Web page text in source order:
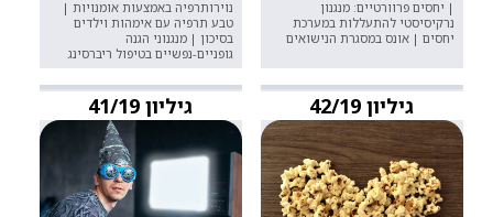
| יחסים פרוורטיים: מנגנון
נרקיסיסטי להתעללות במערכת
יחסים | אונס במסגרת הנישואים
נוירותרפיה באמצעות אומנויות |
טבע תרפיה עם אימהות וילדים
בסיכון | מנגנוני הגנה
גופניים-נפשיים בטיפול ריברסינג
גיליון 42/19 גיליון 41/19